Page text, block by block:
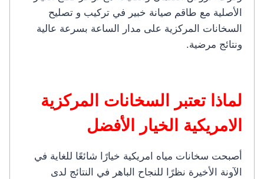
الأصلية مع طاقم صيانة خبير في تركيب و تصليح
السخانات المركزية على مدار الساعة بسرعة عالية
ونتائج مرضية.
لماذا تعتبر السخانات المركزية
الامريكية الخيار الأفضل
أصبحت سخانات مياه امريكية خيارًا شائعًا للغاية في
الآونة الأخيرة نظرًا للنجاح الباهر في النتائج لدى